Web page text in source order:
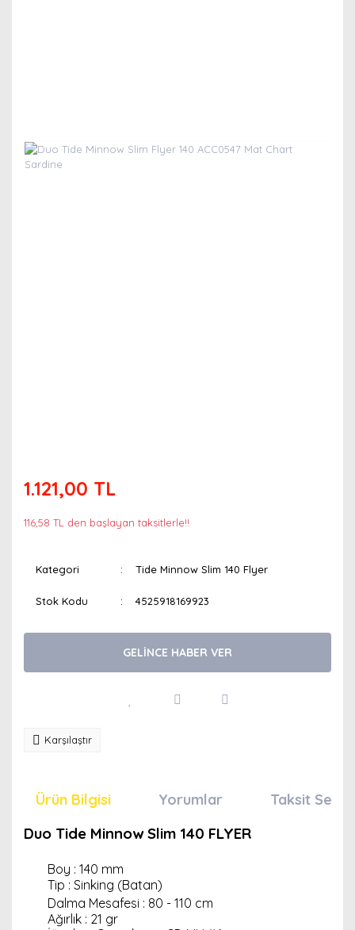
1.121,00 TL
116,58 TL den başlayan taksitlerle!!
Kategori Tide Minnow Slim 140 Flyer
Stok Kodu 4525918169923
GELİNCE HABER VER
Karşılaştır
Ürün Bilgisi Yorumlar Taksit
Duo Tide Minnow Slim 140 FLYER
Boy : 140 mm
Tip : Sinking (Batan)
Dalma Mesafesi : 80 - 110 cm
Ağırlık : 21 gr